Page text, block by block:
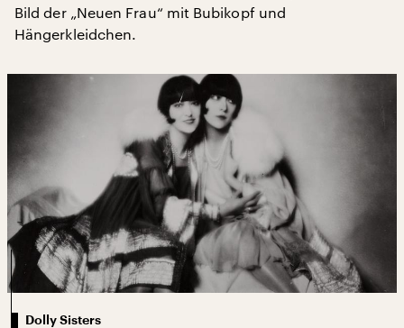
Bild der „Neuen Frau“ mit Bubikopf und
Hängerkleidchen.
Dolly Sisters